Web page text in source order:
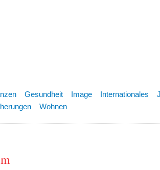
Gesundheit Image Internationales
Wohnen